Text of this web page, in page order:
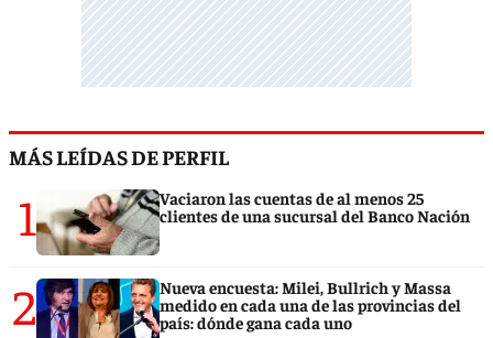
MÁS LEÍDAS DE PERFIL
1
Vaciaron las cuentas de al menos 25
clientes de una sucursal del Banco Nación
2
Nueva encuesta: Milei, Bullrich y Massa
medido en cada una de las provincias del
país: dónde gana cada uno